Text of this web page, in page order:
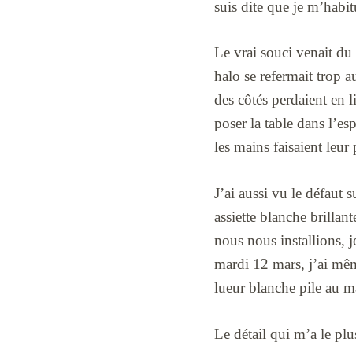
suis dite que je
Le vrai souci venait du
halo se refermait trop
des côtés perdaient
poser la table dans
les mains faisaient
J’ai aussi vu le défaut
assiette blanche
nous nous installions,
mardi 12 mars, j’ai
lueur blanche pile au
Le détail qui m’a le